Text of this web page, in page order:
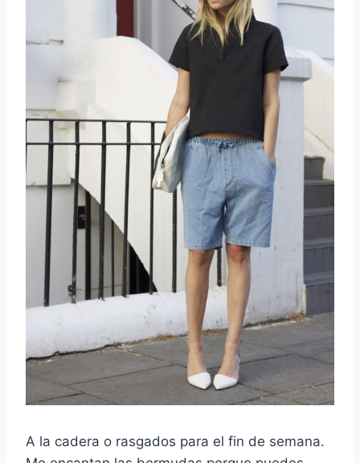
A la cadera o rasgados para el fin de semana.